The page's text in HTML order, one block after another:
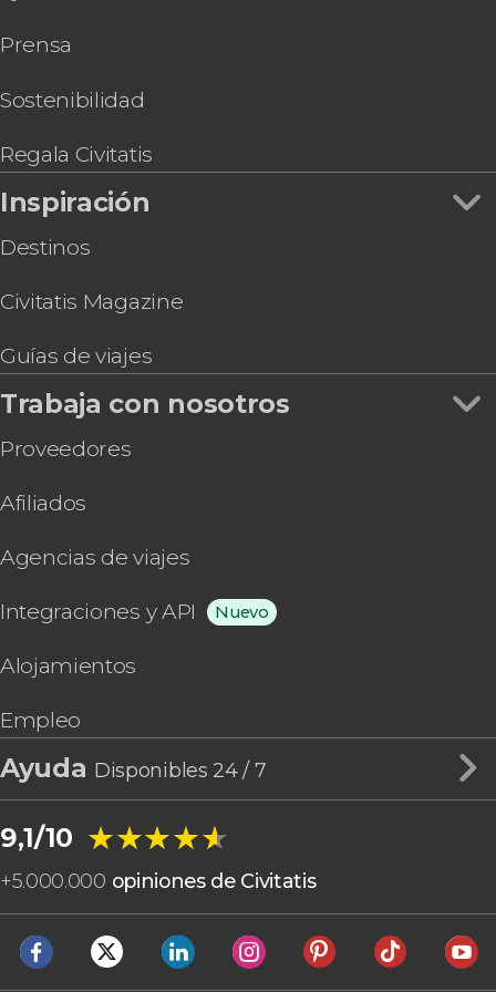
Entrada al Kunsthistorisches Museum, el Museo
Entrada a la Torre del Danubio
Entrada al Weltmuseum
Entrada al Museo Sigmund Freud
Prensa
Sostenibilidad
Regala Civitatis
Inspiración
Destinos
Civitatis Magazine
Guías de viajes
Trabaja con nosotros
Proveedores
Afiliados
Agencias de viajes
Integraciones y API Nuevo
Alojamientos
Empleo
Ayuda Disponibles 24 / 7
9,1/10 ★★★★★
★★★★★
+5.000.000 opiniones de Civitatis